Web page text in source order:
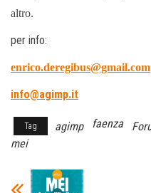
altro.
per info:
enrico.deregibus@gmail.com
info@agimp.it
Tag agimp faenza
mei